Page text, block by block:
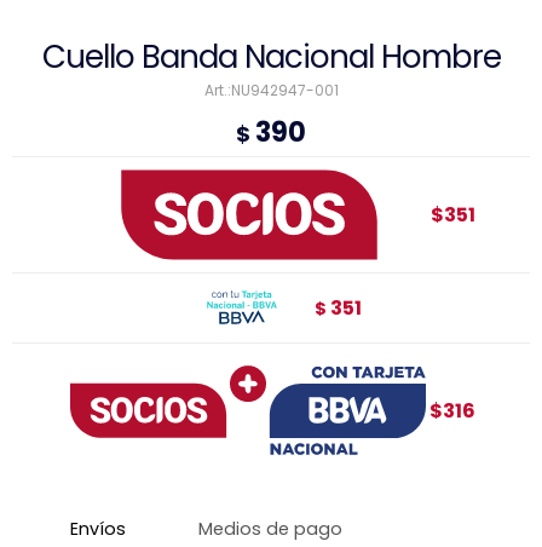
Cuello Banda Nacional Hombre
NU942947-001
$ 390
$316
$351
$ 351
Envíos Medios de pago